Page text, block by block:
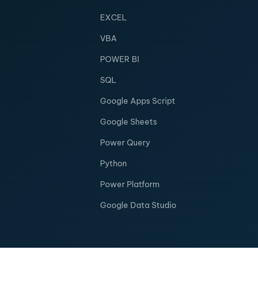
EXCEL
VBA
POWER BI
SQL
Google Apps Script
Google Sheets
Power Query
Python
Power Platform
Google Data Studio